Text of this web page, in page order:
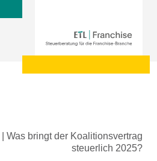
Was bringt der Koalitionsvertrag
steuerlich 2025?